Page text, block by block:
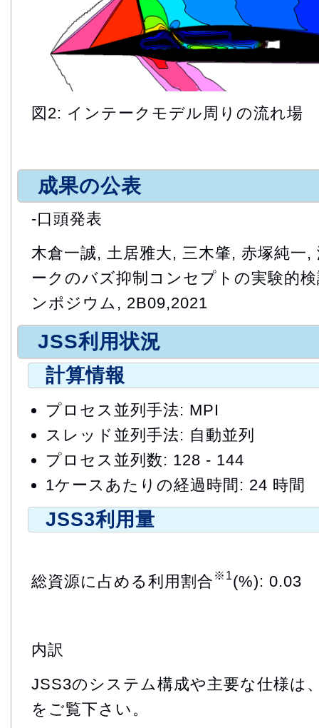
図2: インテークモデル周りの流れ場
成果の公表
-口頭発表
木倉一誠, 土居雅大, 三木肇, 赤塚純一
ークのバズ抑制コンセプトの実験的
ンポジウム, 2B09,2021
JSS利用状況
計算情報
プロセス並列手法: MPI
スレッド並列手法: 自動並列
プロセス並列数: 128 - 144
1ケースあたりの経過時間: 24 時間
JSS3利用量
総資源に占める利用割合 ※1(%): 0.03
内訳
JSS3のシステム構成や主要な仕様は
をご覧下さい。